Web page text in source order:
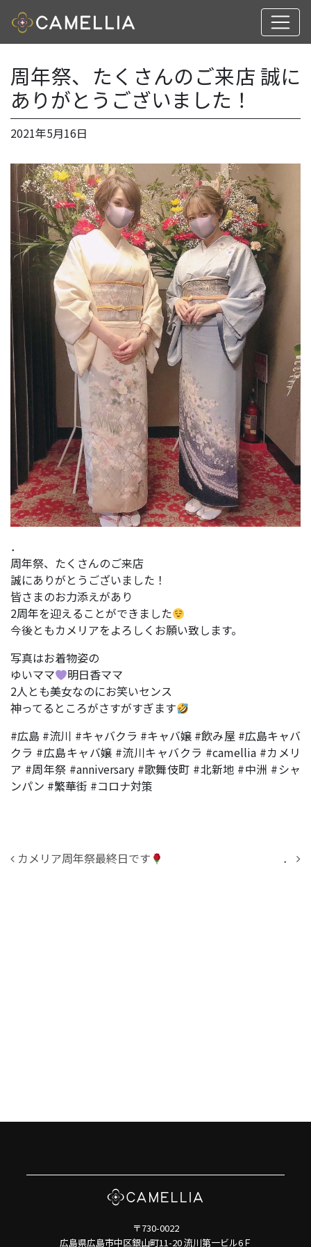
周年祭、たくさんのご来店 誠に
ありがとうございました！
2021年5月16日
．
周年祭、たくさんのご来店
誠にありがとうございました！
皆さまのお力添えがあり
2周年を迎えることができました
今後ともカメリアをよろしくお願い致します。
写真はお着物姿の
ゆいママ
明日香ママ
2人とも美女なのにお笑いセンス
神ってるところがさすがすぎます
#広島 #流川 #キャバクラ #キャバ嬢 #飲み屋 #広島キャバ
クラ #広島キャバ嬢 #流川キャバクラ #camellia #カメリ
ア #周年祭 #anniversary #歌舞伎町 #北新地 #中洲 #シャ
ンパン #繁華街 #コロナ対策
投稿ナビゲーション
カメリア周年祭最終日です ．
〒730-0022
広島県広島市中区銀山町11-20 流川第一ビル6Ｆ